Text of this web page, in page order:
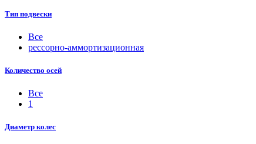
Тип подвески
Все
рессорно-аммортизационная
Количество осей
Все
1
Диаметр колес